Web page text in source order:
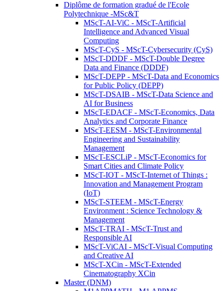
Diplôme de formation gradué de l'Ecole
Polytechnique -MSc&T
MScT-AI-ViC - MScT-Artificial
Intelligence and Advanced Visual
Computing
MScT-CyS - MScT-Cybersecurity (CyS)
MScT-DDDF - MScT-Double Degree
Data and Finance (DDDF)
MScT-DEPP - MScT-Data and Economics
for Public Policy (DEPP)
MScT-DSAIB - MScT-Data Science and
AI for Business
MScT-EDACF - MScT-Economics, Data
Analytics and Corporate Finance
MScT-EESM - MScT-Environmental
Engineering and Sustainability
Management
MScT-ESCLiP - MScT-Economics for
Smart Cities and Climate Policy
MScT-IOT - MScT-Internet of Things :
Innovation and Management Program
(IoT)
MScT-STEEM - MScT-Energy
Environment : Science Technology &
Management
MScT-TRAI - MScT-Trust and
Responsible AI
MScT-ViCAI - MScT-Visual Computing
and Creative AI
MScT-XCin - MScT-Extended
Cinematography XCin
Master (DNM)